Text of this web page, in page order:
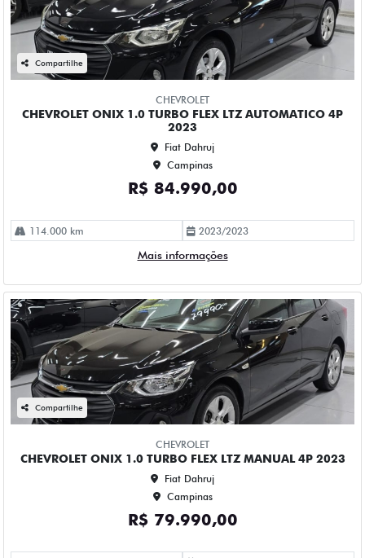
CHEVROLET
CHEVROLET ONIX 1.0 TURBO FLEX LTZ MANUAL 4P 2023
Fiat Dahruj
Campinas
R$ 79.990,00
2022/2023
Mais informações
Compartilhe
CHEVROLET
CHEVROLET ONIX 1.0 TURBO FLEX PLUS LTZ AUTOMATICO
4P 2020
Fiat Dahruj
Campinas
R$ 73.990,00
2019/2020
Mais informações